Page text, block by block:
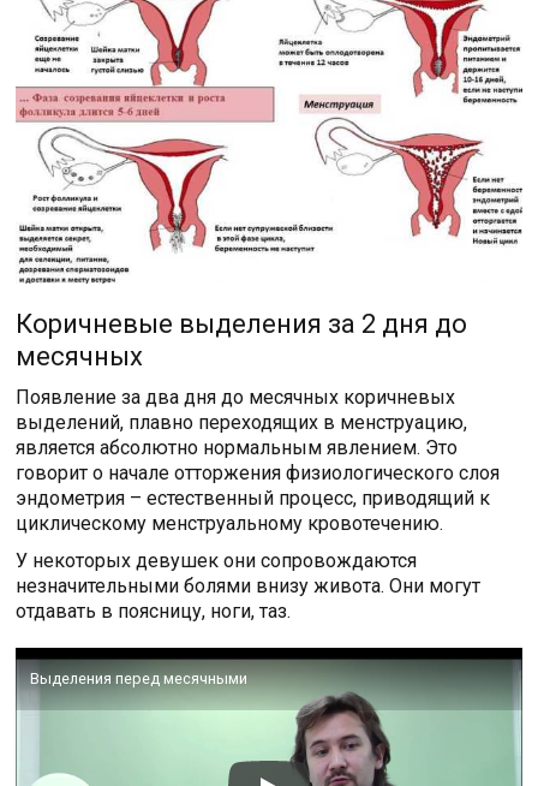
Коричневые выделения за 2 дня до
месячных
Появление за два дня до месячных коричневых
выделений, плавно переходящих в менструацию,
является абсолютно нормальным явлением. Это
говорит о начале отторжения физиологического слоя
эндометрия – естественный процесс, приводящий к
циклическому менструальному кровотечению.
У некоторых девушек они сопровождаются
незначительными болями внизу живота. Они могут
отдавать в поясницу, ноги, таз.
Выделения перед месячными